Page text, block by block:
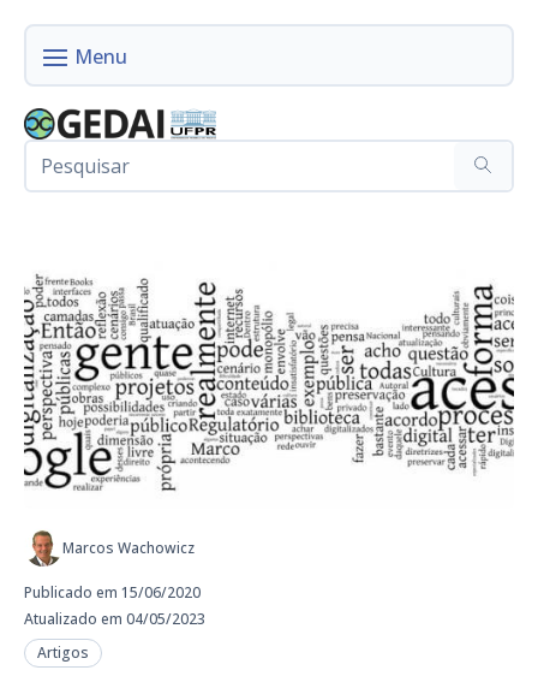
Marcos Wachowicz
Publicado em 15/06/2020
Atualizado em 04/05/2023
Artigos